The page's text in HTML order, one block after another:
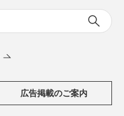
広告掲載のご案内